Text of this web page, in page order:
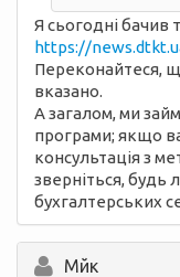
Я сьогодні бачив
https://
Переконайтеся,
вказано.
А загалом, ми
програми; якщо
консультація з
зверніться, будь
бухгалтерських
Мйк